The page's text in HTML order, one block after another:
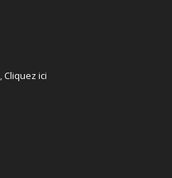
Cliquez ici